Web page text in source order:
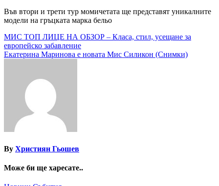
Във втори и трети тур момичетата ще представят уникалните
модели на гръцката марка бельо
Навигация
МИС ТОП ЛИЦЕ НА ОБЗОР – Класа, стил, усещане за
европейско забавление
Екатерина Маринова е новата Мис Силикон (Снимки)
By Християн Гьошев
Може би ще харесате..